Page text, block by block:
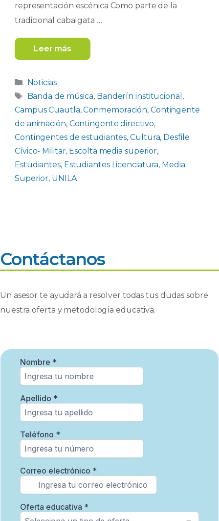
representación escénica Como parte de la
tradicional cabalgata …
Leer más
Categorías
Noticias
Etiquetas
Banda de música, Banderín institucional ,
Campus Cuautla,Conmemoración, Contingente
de animación, Contingente directivo,
Contingentes de estudiantes,Cultura, Desfile
Cívico- Militar, Escolta media superior,
Estudiantes, Estudiantes Licenciatura, Media
Superior, UNILA
Contáctanos
Un asesor te ayudará a resolver todas tus dudas sobre
nuestra oferta y metodología educativa.